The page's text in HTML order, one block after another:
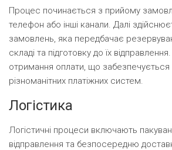
Процес починається з прийому
телефон або інші канали. Далі
замовлень, яка передбачає
складі та підготовку до їх
отримання оплати, що
різноманітних платіжних систем.
Логістика
Логістичні процеси включають
відправлення та безпосередню